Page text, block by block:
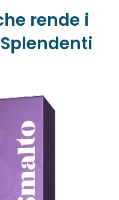
rende i